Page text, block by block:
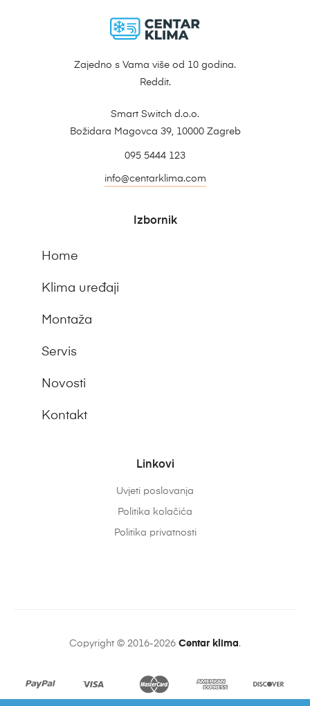
Zajedno s Vama više od 10 godina.
Reddit.
Smart Switch d.o.o.
Božidara Magovca 39, 10000 Zagreb
095 5444 123
info@centarklima.com
Izbornik
Home
Klima uređaji
Montaža
Servis
Novosti
Kontakt
Linkovi
Uvjeti poslovanja
Politika kolačića
Politika privatnosti
Copyright © 2016-2026 Centar klima.